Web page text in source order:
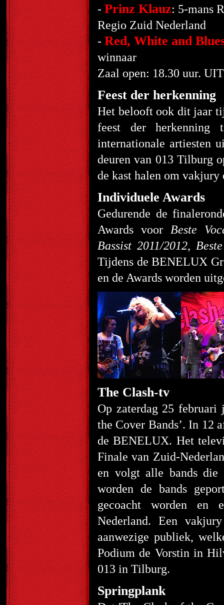
- Prinz Klauz: 5-mans
Regio Zuid Nederland
- Red, White and
winnaar
Zaal open: 18.30 uur.
Feest der herkenning
Het belooft ook dit jaar
feest der herkenning
internationale artiesten
deuren van 013 Tilburg
de kast halen om
Individuele Awards
Gedurende de
Awards voor Beste
Bassist 2011/2012,
Tijdens de BENELUX
en de Awards worden
The Clash-tv
Op zaterdag 25 februari
the Cover Bands’. In 12
de BENELUX. Het
Finale van Zuid-
en volgt alle bands die
worden de bands
gecoacht worden en
Nederland. Een
aanwezige publiek,
Podium de Vorstin in
013 in Tilburg.
Springplank